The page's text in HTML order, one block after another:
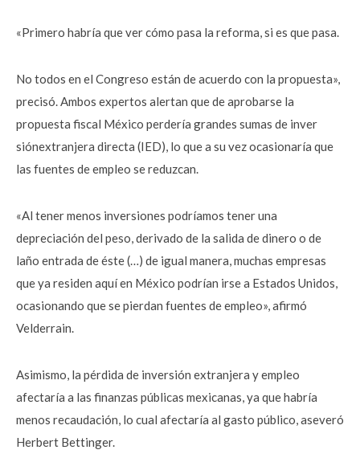
«Primero habría que ver cómo pasa la reforma, si es que pasa.
No todos en el Congreso están de acuerdo con la propuesta»,
precisó. Ambos expertos alertan que de aprobarse la
propuesta fiscal México perdería grandes sumas de inver
siónextranjera directa (IED), lo que a su vez ocasionaría que
las fuentes de empleo se reduzcan.
«Al tener menos inversiones podríamos tener una
depreciación del peso, derivado de la salida de dinero o de
laño entrada de éste (…) de igual manera, muchas empresas
que ya residen aquí en México podrían irse a Estados Unidos,
ocasionando que se pierdan fuentes de empleo», afirmó
Velderrain.
Asimismo, la pérdida de inversión extranjera y empleo
afectaría a las finanzas públicas mexicanas, ya que habría
menos recaudación, lo cual afectaría al gasto público, aseveró
Herbert Bettinger.